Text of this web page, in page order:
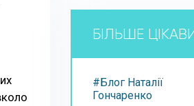
БІЛЬШЕ
#Блог Наталії
Гончаренко